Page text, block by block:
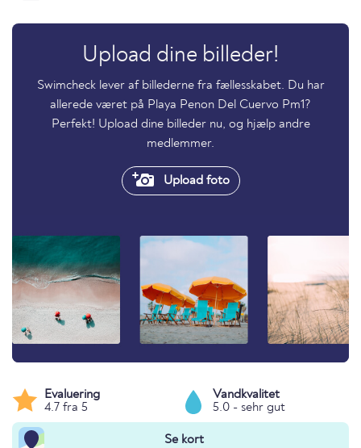
Upload dine billeder!
Swimcheck lever af billederne fra fællesskabet. Du har
allerede været på Playa Penon Del Cuervo Pm1?
Perfekt! Upload dine billeder nu, og hjælp andre
medlemmer.
Upload foto
Evaluering
4.7 fra 5
Vandkvalitet
5.0 - sehr gut
Se kort